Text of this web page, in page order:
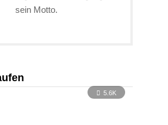
sein Motto.
5.6K